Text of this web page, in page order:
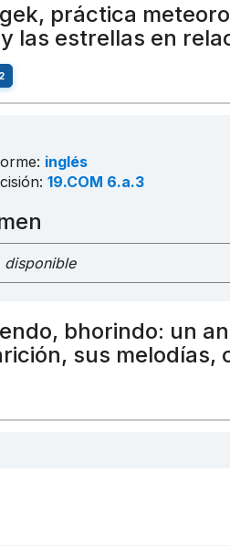
práctica
las estrellas en
inglés
19.COM 6.a.3
disponible
bhorindo: un
sus